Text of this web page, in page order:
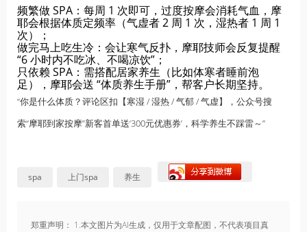
频繁做 SPA：每周 1 次即可，过度按摩会消耗气血，摩
耶会根据体质定频率（气虚者 2 周 1 次，湿热者 1 周 1
次）；
做完马上吃生冷：会让寒气反扑，摩耶技师会反复提醒
“6 小时内不吃冰、不喝凉饮”；
只依赖 SPA：需搭配居家养生（比如体寒者睡前泡
足），摩耶会送 “体质养生手册”，帮客户长期坚持。
“你是什么体质？评论区扣【寒湿 / 湿热 / 气郁 / 气虚】，公众号搜
索“摩耶到家按摩”新客首单送‘300元优惠券’，科学养生不踩雷～”
spa 上门spa 养生
郑重声明： 1.本文图片为AI生成，仅用于文章配图，不代表项目真